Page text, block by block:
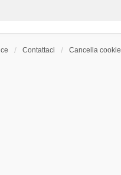
Contattaci Cancella cookie